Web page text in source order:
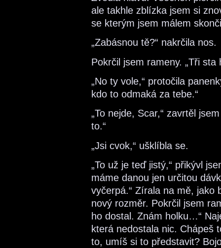
ale takhle zblízka jsem si
se kterým jsem málem
„Zabásnou tě?“ nakrčila nos.
Pokrčil jsem rameny. „Tři sta
„No ty vole,“ protočila
kdo to odmaká za tebe.“
„To nejde, Scar,“ zavrtěl
to.“
„Jsi cvok,“ ušklíbla se.
„To už je teď jistý,“ přikývl
máme danou jen určitou
vyčerpá.“ Zírala na mě, jako
nový rozměr. Pokrčil jsem
ho dostal. Znám holku…“
která nedostala nic. Chápeš
to, umíš si to představit?